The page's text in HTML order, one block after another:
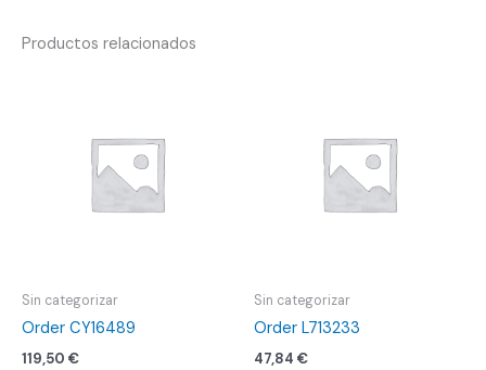
Productos relacionados
Sin categorizar
Order CY16489
119,50 €
Sin categorizar
Order L713233
47,84 €